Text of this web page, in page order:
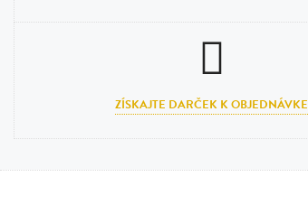
ZÍSKAJTE DARČEK K OBJEDNÁVKE